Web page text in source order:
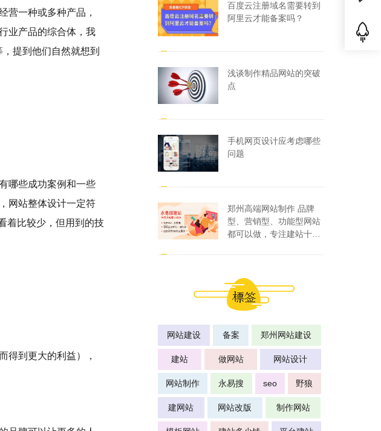
营一种或多种产品，
业产品的综合体，我
提到他们自然就想到
哪些成功案例和一些
网站整体设计一定符
着比较少，但用到的技
得到更大的利益），
百度云注册域名需要转到
阿里云才能备案吗？
浅谈制作精品网站的突破
点
手机网页设计应考虑哪些
问题
郑州高端网站制作 品牌
型、营销型、功能型网站
都可以做，专注建站十几
网站建设 备案 郑州网站建设
建站 做网站 网站设计
网站制作 永易搜 seo 野狼
建网站 网站改版 制作网站